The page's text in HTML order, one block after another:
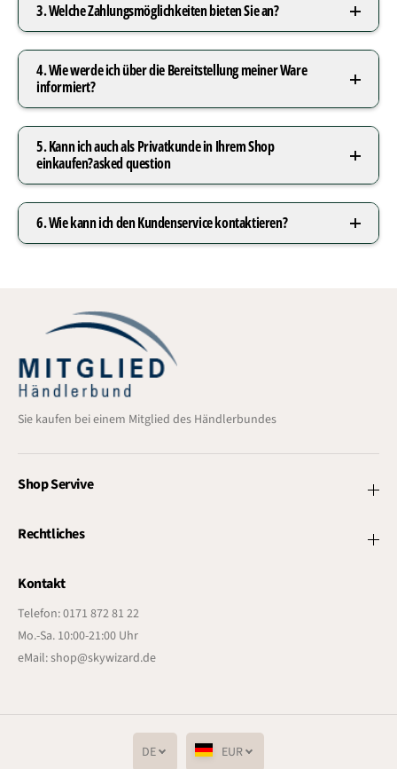
3. Welche Zahlungsmöglichkeiten bieten Sie an?
4. Wie werde ich über die Bereitstellung meiner Ware
informiert?
5. Kann ich auch als Privatkunde in Ihrem Shop
einkaufen?asked question
6. Wie kann ich den Kundenservice kontaktieren?
Sie kaufen bei einem Mitglied des Händlerbundes
Shop Servive
Rechtliches
Kontakt
Telefon: 0171 872 81 22
Mo.-Sa. 10:00-21:00 Uhr
eMail: shop@skywizard.de
DE EUR